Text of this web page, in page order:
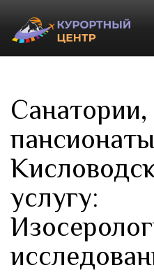
Санатории,
пансионаты
услугу: